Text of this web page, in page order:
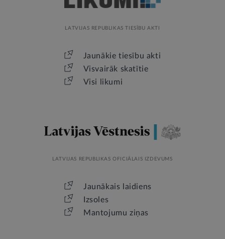
LATVIJAS REPUBLIKAS TIESĪBU AKTI
Jaunākie tiesību akti
Visvairāk skatītie
Visi likumi
LATVIJAS REPUBLIKAS OFICIĀLAIS IZDEVUMS
Jaunākais laidiens
Izsoles
Mantojumu ziņas